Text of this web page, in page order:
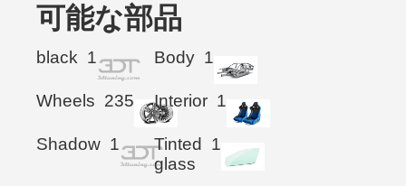
可能な部品
black 1 Body 1
Wheels 235 Interior 1
Shadow 1
Tinted
glass
1